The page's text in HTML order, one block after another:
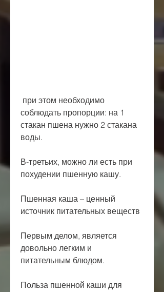
соблюдать пропорции: на 1
стакан пшена нужно 2 стакана
воды.
В-третьих, можно ли есть при
похудении пшенную кашу.
Пшенная каша – ценный
источник питательных веществ
Первым делом, является
довольно легким и
питательным блюдом.
Польза пшенной каши для